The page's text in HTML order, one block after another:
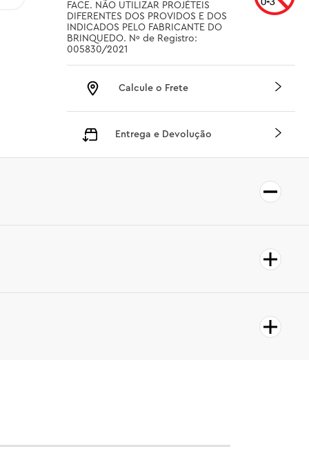
FACE. NÃO UTILIZAR PROJÉTEIS
DIFERENTES DOS PROVIDOS E DOS
INDICADOS PELO FABRICANTE DO
BRINQUEDO. Nº de Registro:
005830/2021
Calcule o Frete
Entrega e Devolução